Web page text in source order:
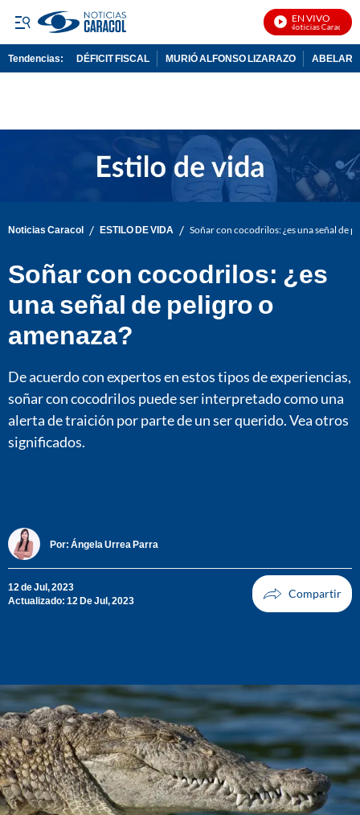
EN VIVO
Noticias Caracol En
Tendencias: DÉFICIT FISCAL MURIÓ ALFONSO LIZARAZO
Noticias Caracol / ESTILO DE VIDA / Soñar con cocodrilos: ¿es una señal de
Soñar con cocodrilos: ¿es
una señal de peligro o
amenaza?
De acuerdo con expertos en estos tipos de experiencias,
soñar con cocodrilos puede ser interpretado como una
alerta de traición por parte de un ser querido. Vea otros
significados.
Por: Ángela Urrea Parra
12 de Jul, 2023
Actualizado: 12 De Jul, 2023